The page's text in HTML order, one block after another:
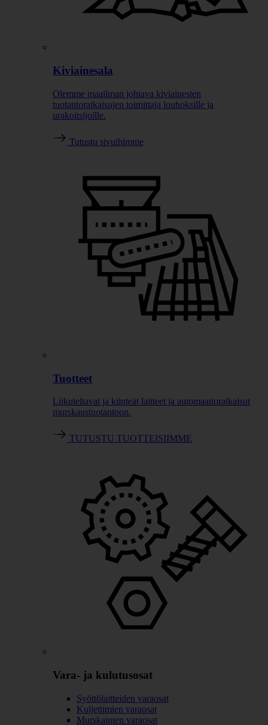
Kiviainesala
Olemme maailman johtava kiviainesten
tuotantoratkaisujen toimittaja louhoksille ja
urakoitsijoille.
Tutustu sivuihimme
Tuotteet
Liikuteltavat ja kiinteät laitteet ja automaatioratkaisut
murskaustuotantoon.
TUTUSTU TUOTTEISIIMME
Vara- ja kulutusosat
Syöttölaitteiden varaosat
Kuljettimien varaosat
Murskainten varaosat